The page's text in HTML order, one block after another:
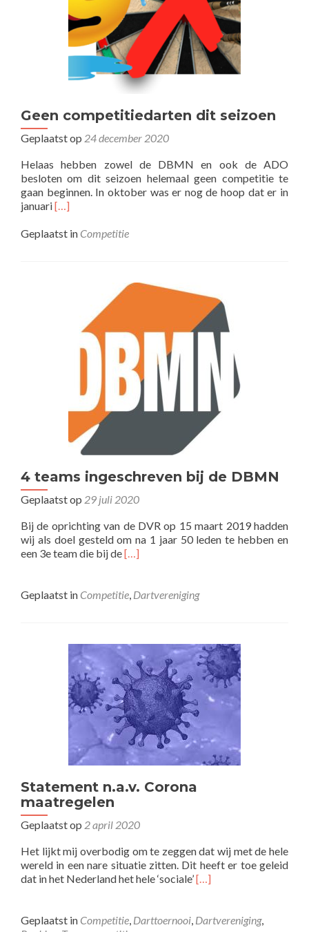
Geen competitiedarten dit seizoen
Geplaatst op 24 december 2020
Helaas hebben zowel de DBMN en ook de ADO
besloten om dit seizoen helemaal geen competitie te
gaan beginnen. In oktober was er nog de hoop dat er in
januariLees
overGeen
[…]
Geplaatst in Competitie
4 teams ingeschreven bij de DBMN
Geplaatst op 29 juli 2020
Bij de oprichting van de DVR op 15 maart 2019 hadden
wij als doel gesteld om na 1 jaar 50 leden te hebben en
een 3e team die bij deLees
teams
DBMN
[…]
Geplaatst in Competitie, Dartvereniging
Statement n.a.v. Corona
maatregelen
Geplaatst op 2 april 2020
Het lijkt mij overbodig om te zeggen dat wij met de hele
wereld in een nare situatie zitten. Dit heeft er toe geleid
dat in het Nederland het hele ‘sociale’Lees
n.a.v.
[…]
Geplaatst in Competitie, Darttoernooi, Dartvereniging,